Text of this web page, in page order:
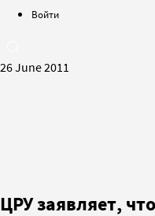
Войти
26 June 2011
ЦРУ заявляет,